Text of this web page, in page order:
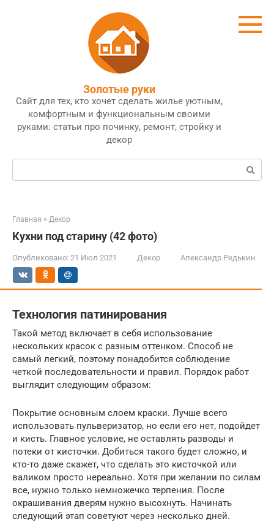
Золотые руки
Сайт для тех, кто хочет сделать жилье уютным,
комфортным и функциональным своими
руками: статьи про починку, ремонт, стройку и
декор
Поиск:
Главная » Декор
Кухни под старину (42 фото)
Опубликовано: 21 Июл 2021 Декор Александр Редькин
Технология патинирования
Такой метод включает в себя использование
нескольких красок с разным оттенком. Способ не
самый легкий, поэтому понадобится соблюдение
четкой последовательности и правил. Порядок работ
выглядит следующим образом:
Покрытие основным слоем краски. Лучше всего
использовать пульверизатор, но если его нет, подойдет
и кисть. Главное условие, не оставлять разводы и
потеки от кисточки. Добиться такого будет сложно, и
кто-то даже скажет, что сделать это кисточкой или
валиком просто нереально. Хотя при желании по силам
все, нужно только немножечко терпения. После
окрашивания дверям нужно высохнуть. Начинать
следующий этап советуют через несколько дней.